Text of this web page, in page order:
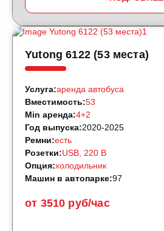
Yutong 6122 (53 места)
от 3510 руб/час
Услуга:аренда автобуса
Вместимость:53
Min аренда:4+2
Год выпуска:2020-2025
Ремни:есть
Розетки:USB, 220 B
Опция:холодильник
Машин в автопарке:97